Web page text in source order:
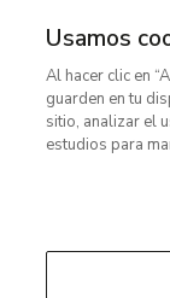
MENÚ
contenido
principal
Usamos
Al hacer clic en
guarden en tu
sitio, analizar el
estudios para